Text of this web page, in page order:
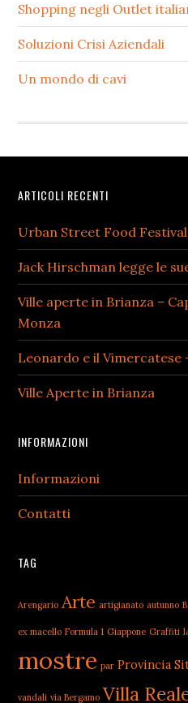
Shopping negli Outlet
Soluzioni Crisi Aziendali
Un mondo di cavi
Footer
ARTICOLI RECENTI
Urban Street Food
Jack Hirschman legge le
Ville aperte in Brianza –
Monza
Leonardo e il Vimercatese
Ville Aperte in Brianza
INFORMAZIONI
Informazioni
Contatti
TAG
Arengario Arte artigianato autunno
ex macello Formula 1 Giappone Graffiti
mostre par Provincia
vandali via Bergamo Villa